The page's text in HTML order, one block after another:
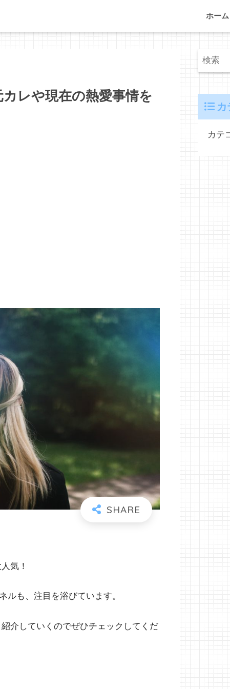
ホーム
レや現在の熱愛事情を
気！
ルも、注目を浴びています。
介していくのでぜひチェックしてくだ
カ